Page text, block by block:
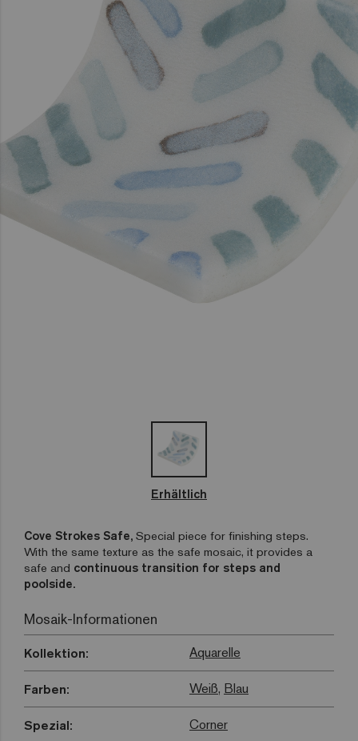
Erhältlich
Cove Strokes Safe, Special piece for finishing steps.
With the same texture as the safe mosaic, it provides a
safe and continuous transition for steps and
poolside.
Mosaik-Informationen
Kollektion: Aquarelle
Farben: Weiß, Blau
Spezial: Corner